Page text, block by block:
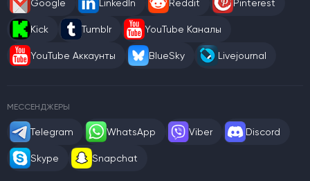
Google LinkedIn Reddit Pinterest
Kick Tumblr YouTube Каналы
YouTube Аккаунты BlueSky Livejournal
МЕССЕНДЖЕРЫ
Telegram WhatsApp Viber Discord
Skype Snapchat